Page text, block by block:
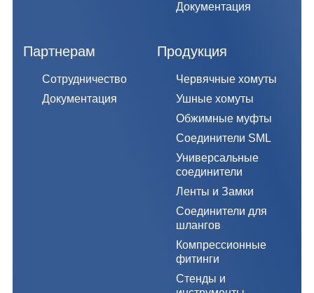
Документация
Партнерам
Сотрудничество
Документация
Продукция
Червячные хомуты
Ушные хомуты
Обжимные муфты
Соединители SML
Универсальные
соединители
Ленты и Замки
Соединители для
шлангов
Компрессионные
фитинги
Стенды и